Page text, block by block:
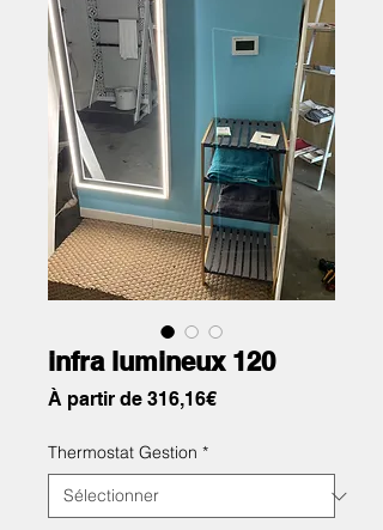
infra lumineux 120
À partir de 316,16€Prix
Thermostat Gestion *